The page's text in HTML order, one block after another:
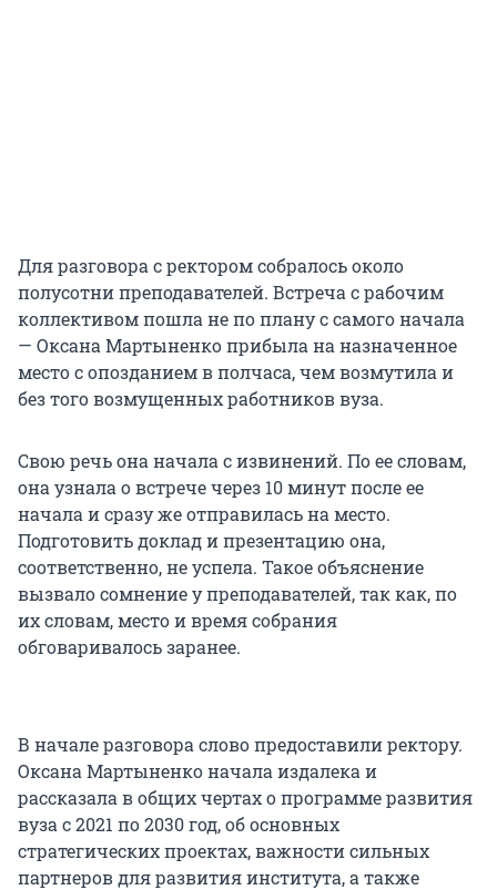
Для разговора с ректором собралось около
полусотни преподавателей. Встреча с рабочим
коллективом пошла не по плану с самого начала
— Оксана Мартыненко прибыла на назначенное
место с опозданием в полчаса, чем возмутила и
без того возмущенных работников вуза.
Свою речь она начала с извинений. По ее словам,
она узнала о встрече через 10 минут после ее
начала и сразу же отправилась на место.
Подготовить доклад и презентацию она,
соответственно, не успела. Такое объяснение
вызвало сомнение у преподавателей, так как, по
их словам, место и время собрания
обговаривалось заранее.
В начале разговора слово предоставили ректору.
Оксана Мартыненко начала издалека и
рассказала в общих чертах о программе развития
вуза с 2021 по 2030 год, об основных
стратегических проектах, важности сильных
партнеров для развития института, а также